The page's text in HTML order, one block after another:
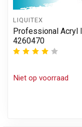
LIQUITEX
Professional Acryl
4260470
Niet op voorraad